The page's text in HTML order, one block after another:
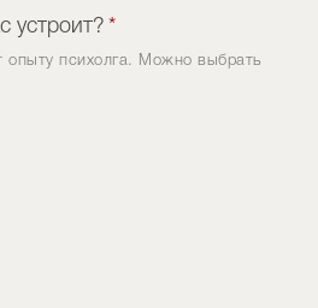
устроит? *
опыту психолга. Можно выбрать